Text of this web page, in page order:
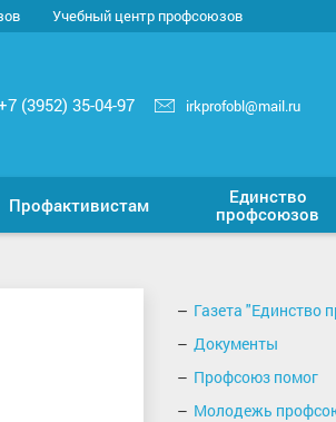
Учебный центр профсоюзов
(3952) 35-04-97 irkprofobl@mail.ru
Профактивистам
Единство
профсоюзов
Газета "Единство
Документы
Профсоюз помог
Молодежь